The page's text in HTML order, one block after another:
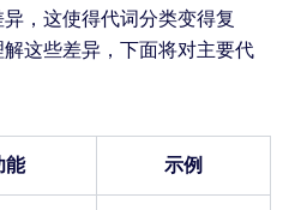
，这使得代词分类变得复
这些差异，下面将对主要代
能 示例